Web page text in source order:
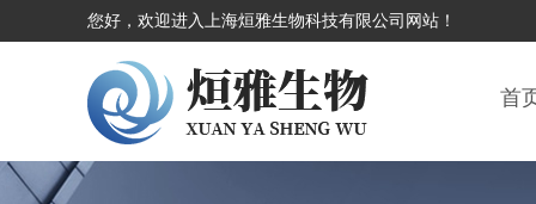
您好，欢迎进入上海烜雅生物科技有限公司网站！
首